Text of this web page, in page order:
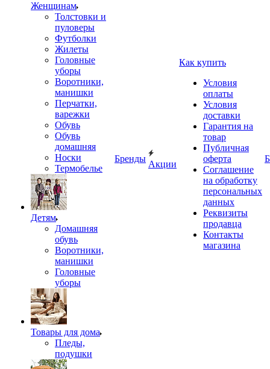
Женщинам
Толстовки и
пуловеры
Футболки
Жилеты
Головные
уборы
Воротники,
манишки
Перчатки,
варежки
Обувь
Обувь
домашняя
Носки
Термобелье
Детям
Домашняя
обувь
Воротники,
манишки
Головные
уборы
Товары для дома
Пледы,
подушки
Бренды
Акции
Как купить
Условия
оплаты
Условия
доставки
Гарантия на
товар
Публичная
оферта
Соглашение
на обработку
персональных
данных
Реквизиты
продавца
Контакты
магазина